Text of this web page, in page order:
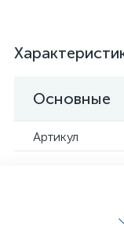
Основные
Артикул